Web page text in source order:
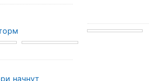
начнут